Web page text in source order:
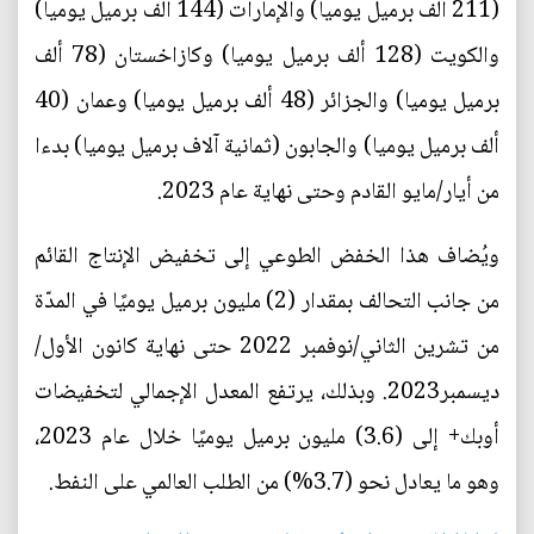
(211 ألف برميل يوميا) والإمارات (144 ألف برميل يوميا)
والكويت (128 ألف برميل يوميا) وكازاخستان (78 ألف
برميل يوميا) والجزائر (48 ألف برميل يوميا) وعمان (40
ألف برميل يوميا) والجابون (ثمانية آلاف برميل يوميا) بدءا
من أيار/مايو القادم وحتى نهاية عام 2023.
ويُضاف هذا الخفض الطوعي إلى تخفيض الإنتاج القائم
من جانب التحالف بمقدار (2) مليون برميل يوميًا في المدّة
من تشرين الثاني/نوفمبر 2022 حتى نهاية كانون الأول/
ديسمبر2023. وبذلك، يرتفع المعدل الإجمالي لتخفيضات
أوبك+ إلى (3.6) مليون برميل يوميًا خلال عام 2023،
وهو ما يعادل نحو (3.7%) من الطلب العالمي على النفط.